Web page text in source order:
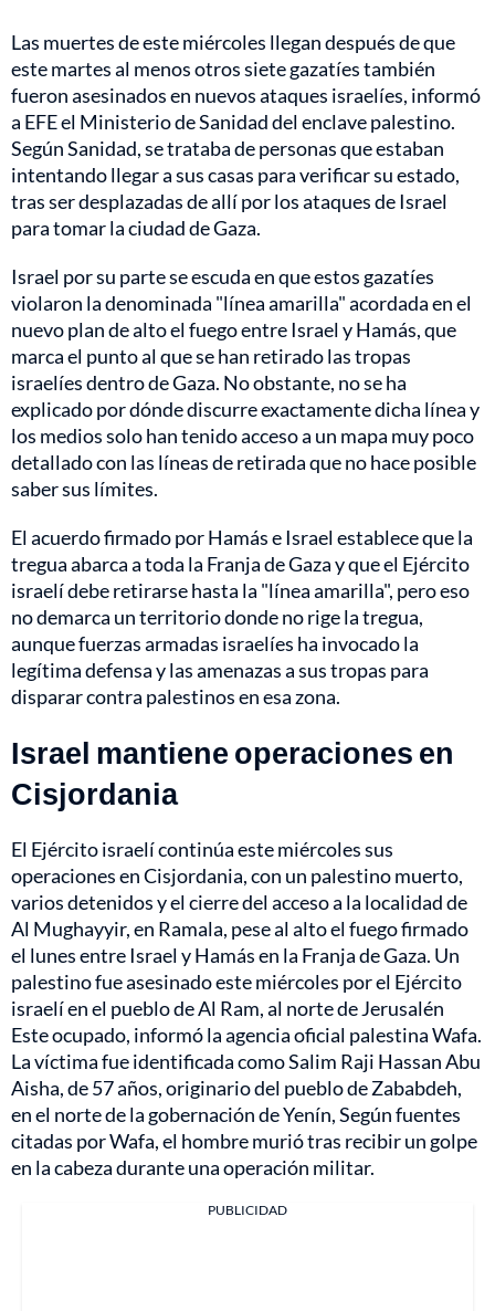
Las muertes de este miércoles llegan después de que
este martes al menos otros siete gazatíes también
fueron asesinados en nuevos ataques israelíes, informó
a EFE el Ministerio de Sanidad del enclave palestino.
Según Sanidad, se trataba de personas que estaban
intentando llegar a sus casas para verificar su estado,
tras ser desplazadas de allí por los ataques de Israel
para tomar la ciudad de Gaza.
Israel por su parte se escuda en que estos gazatíes
violaron la denominada "línea amarilla" acordada en el
nuevo plan de alto el fuego entre Israel y Hamás, que
marca el punto al que se han retirado las tropas
israelíes dentro de Gaza. No obstante, no se ha
explicado por dónde discurre exactamente dicha línea y
los medios solo han tenido acceso a un mapa muy poco
detallado con las líneas de retirada que no hace posible
saber sus límites.
El acuerdo firmado por Hamás e Israel establece que la
tregua abarca a toda la Franja de Gaza y que el Ejército
israelí debe retirarse hasta la "línea amarilla", pero eso
no demarca un territorio donde no rige la tregua,
aunque fuerzas armadas israelíes ha invocado la
legítima defensa y las amenazas a sus tropas para
disparar contra palestinos en esa zona.
Israel mantiene operaciones en
Cisjordania
El Ejército israelí continúa este miércoles sus
operaciones en Cisjordania, con un palestino muerto,
varios detenidos y el cierre del acceso a la localidad de
Al Mughayyir, en Ramala, pese al alto el fuego firmado
el lunes entre Israel y Hamás en la Franja de Gaza. Un
palestino fue asesinado este miércoles por el Ejército
israelí en el pueblo de Al Ram, al norte de Jerusalén
Este ocupado, informó la agencia oficial palestina Wafa.
La víctima fue identificada como Salim Raji Hassan Abu
Aisha, de 57 años, originario del pueblo de Zababdeh,
en el norte de la gobernación de Yenín, Según fuentes
citadas por Wafa, el hombre murió tras recibir un golpe
en la cabeza durante una operación militar.
PUBLICIDAD